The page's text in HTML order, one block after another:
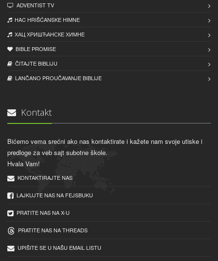
ADVENTIST TV
HAC HRIŠĆANSKE HIMNE
ХАЦ ХРИШЋАНСКЕ ХИМНЕ
BIBLE PROMISE
ČITAJTE BIBLIJU
LANČANO PROUČAVANJE BIBLIJE
Kontakt
Bićemo vema srećni ako nas kontaktirate i kažete nam svoje utiske i
predloge za veb sajt subotne škole.
Hvala Vam!
KONTAKTIRAJTE NAS
LAJKUJTE NAS NA FEJSBUKU
PRATITE NAS NA X-U
PRATITE NAS NA THREADS
UPIŠITE SE U NAŠU EMAIL LISTU